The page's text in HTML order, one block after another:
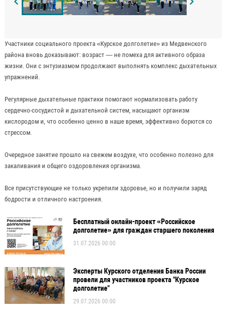
Участники социального проекта «Курское долголетие» из Медвенского
района вновь доказывают: возраст — не помеха для активного образа
жизни. Они с энтузиазмом продолжают выполнять комплекс дыхательных
упражнений.
Регулярные дыхательные практики помогают нормализовать работу
сердечно-сосудистой и дыхательной систем, насыщают организм
кислородом и, что особенно ценно в наше время, эффективно борются со
стрессом.
Очередное занятие прошло на свежем воздухе, что особенно полезно для
закаливания и общего оздоровления организма.
Все присутствующие не только укрепили здоровье, но и получили заряд
бодрости и отличного настроения.
Бесплатный онлайн-проект «Российское
долголетие» для граждан старшего поколения
31.07.2026 00:00
Эксперты Курского отделения Банка России
провели для участников проекта "Курское
долголетие"
29.07.2026 00:00